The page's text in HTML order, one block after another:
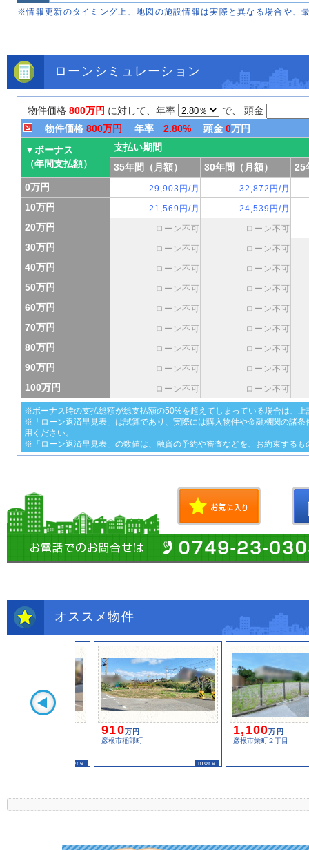
※情報更新のタイミング上、地図の施設情報は実際と異なる場合や、
ローンシミュレーション
オススメ物件
910万円
彦根市稲部町
more
1,100万円
彦根市栄町２丁目